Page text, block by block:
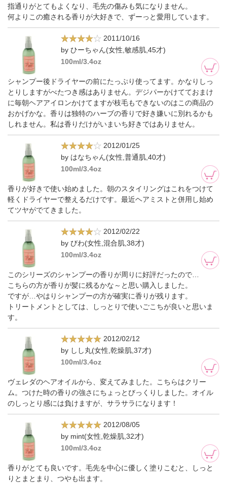
指通りがとてもよくなり、毛先の傷みも気になりません。
何よりこの癒される香りが大好きで、ずーっと愛用しています。
2011/10/16
by ひーちゃん(女性,敏感肌,45才)
100ml/3.4oz
シャンプー後ドライヤーの前にたっぷり使ってます。かなりしっ
とりしますがべたつき感はありません。デジパーかけてておまけ
に毎朝ヘアアイロンかけてますが枝毛もできないのはこの商品の
おかげかな。香りは独特のハーブの香りで好き嫌いに別れるかも
しれません。私は香りだけがいまいち好きではありません。
2012/01/25
by はなちゃん(女性,普通肌,40才)
100ml/3.4oz
香りが好きで使い始めました。朝のスタイリングはこれをつけて
軽くドライヤーで整えるだけです。最近ヘアミストと併用し始め
てツヤがでてきました。
2012/02/22
by びわ(女性,混合肌,38才)
100ml/3.4oz
このシリーズのシャンプーの香りが周りに好評だったので…
こちらの方が香りが髪に残るかな～と思い購入しました。
ですが…やはりシャンプーの方が確実に香りが残ります。
トリートメントとしては、しっとりで使いごこちが良いと思いま
す。
2012/02/12
by しし丸(女性,乾燥肌,37才)
100ml/3.4oz
ヴェレダのヘアオイルから、変えてみました。こちらはクリー
ム。つけた時の香りの強さにちょっとびっくりしました。オイル
のしっとり感には負けますが、サラサラになります！
2012/08/05
by mint(女性,乾燥肌,32才)
100ml/3.4oz
香りがとても良いです。毛先を中心に優しく塗りこむと、しっと
りとまとまり、つやも出ます。